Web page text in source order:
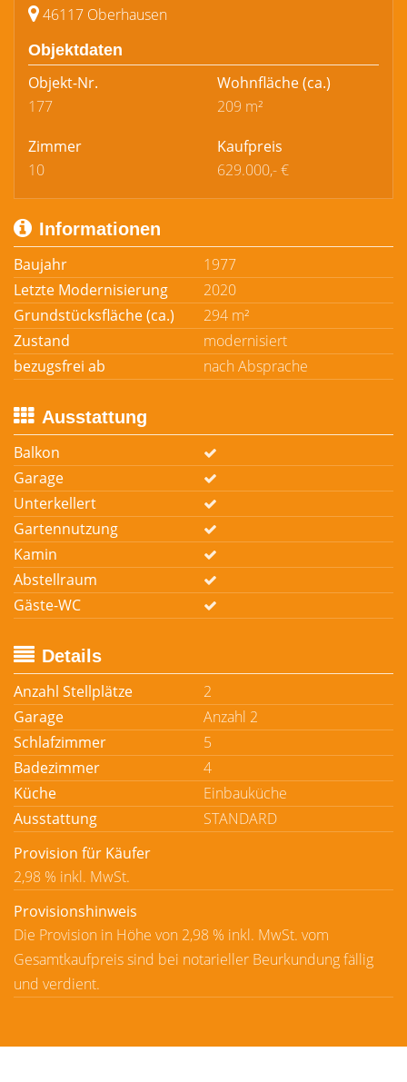
46117 Oberhausen
Objektdaten
Objekt-Nr.
177
Wohnfläche(ca.)
209 m²
Zimmer
10
Kaufpreis
629.000,- €
Informationen
Baujahr
1977
Letzte Modernisierung
2020
Grundstücksfläche (ca.)
294 m²
Zustand
modernisiert
bezugsfrei ab
nach Absprache
Ausstattung
Balkon
Garage
Unterkellert
Gartennutzung
Kamin
Abstellraum
Gäste-WC
Details
Anzahl Stellplätze
2
Garage
Anzahl 2
Schlafzimmer
5
Badezimmer
4
Küche
Einbauküche
Ausstattung
STANDARD
Provision für Käufer
2,98 % inkl. MwSt.
Provisionshinweis
Die Provision in Höhe von 2,98 % inkl. MwSt. vom
Gesamtkaufpreis sind bei notarieller Beurkundung fällig
und verdient.